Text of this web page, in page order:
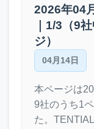
2026年04
｜1/3（9
ジ）
04月14日
本ページは
9社のうち1
た。